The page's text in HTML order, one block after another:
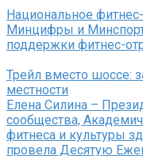
Национальное
Минцифры и
поддержки фитнес-
Трейл вместо шоссе:
местности
Елена Силина –
сообщества,
фитнеса и культуры
провела Десятую